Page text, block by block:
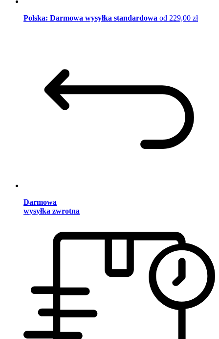
Polska: Darmowa wysyłka standardowa od 229,00 zł
Darmowa
wysyłka zwrotna